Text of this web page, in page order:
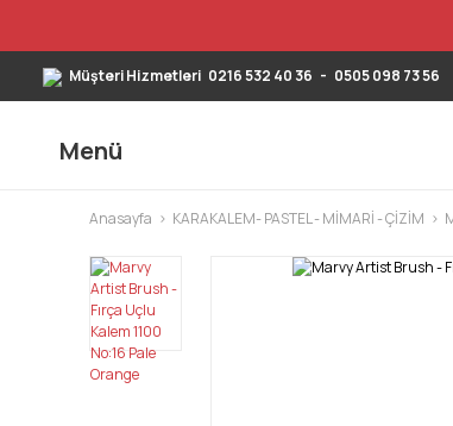
Müşteri Hizmetleri 0216 532 40 36 - 0505 098 73 56
Menü
Anasayfa KARAKALEM- PASTEL - MİMARİ - ÇİZİM